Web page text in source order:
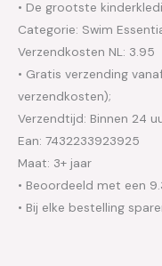
• De grootste
Categorie: Swim
Verzendkosten NL: 3.95
• Gratis verzending
verzendkosten);
Verzendtijd: Binnen 24
Ean: 7432233923925
Maat: 3+ jaar
• Beoordeeld met een
• Bij elke bestelling